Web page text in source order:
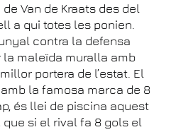
Van de Kraats des del
a qui totes les ponien.
contra la defensa
la maleïda muralla amb
portera de l’estat. El
la famosa marca de 8
és llei de piscina aquest
que si el rival fa 8 gols el